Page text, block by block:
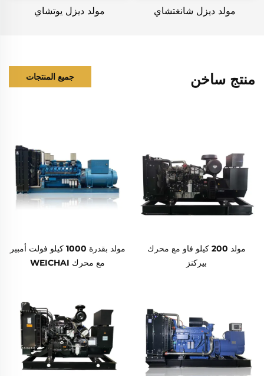
مولد ديزل شانغتشاي مولد ديزل يوتشاي
منتج ساخن جميع المنتجات
مولد 200 كيلو فاو مع محرك
بيركنز
مولد بقدرة 1000 كيلو فولت أمبير
مع محرك WEICHAI